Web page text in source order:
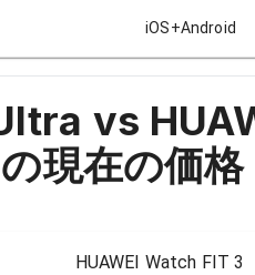
iOS+Android
vs
の現在の価格
HUAWEI Watch FIT 3